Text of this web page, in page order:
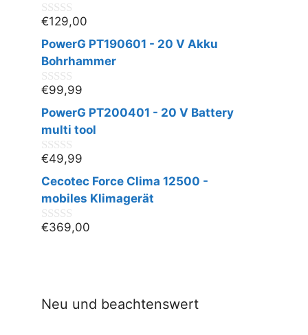
0
v
o
n
€129,00
PowerG PT190601 - 20 V Akku
Bohrhammer
0
v
o
n
€99,99
PowerG PT200401 - 20 V Battery
multi tool
0
v
o
n
€49,99
Cecotec Force Clima 12500 -
mobiles Klimagerät
0
€369,00
Neu und beachtenswert